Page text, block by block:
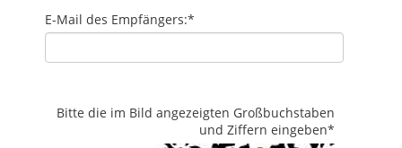
E-Mail des Empfängers:*
Bitte die im Bild angezeigten Großbuchstaben
und Ziffern eingeben*